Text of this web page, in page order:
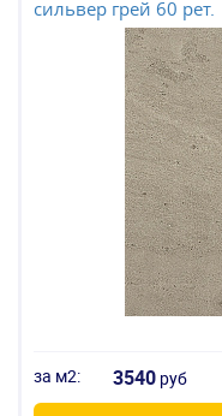
сильвер грей 60 рет.
за м2: 3540 руб